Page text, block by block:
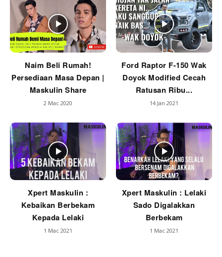
Naim Beli Rumah!
Persediaan Masa Depan |
Maskulin Share
2 Mac 2020
Ford Raptor F-150 Wak
Doyok Modified Cecah
Ratusan Ribu...
14 Jan 2021
Xpert Maskulin :
Kebaikan Berbekam
Kepada Lelaki
1 Mac 2021
Xpert Maskulin : Lelaki
Sado Digalakkan
Berbekam
1 Mac 2021